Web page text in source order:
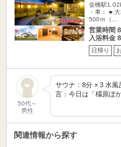
金橋駅
・車： ■
500ｍ（…
営業時間
入浴料金
日帰り
50代～
男性
サウナ：8分 × 3 水風
言：今日は「橿原ぽ
関連情報から探す